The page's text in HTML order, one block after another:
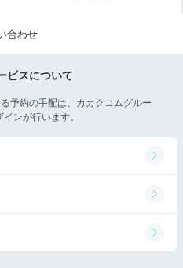
合わせ
ビスについて
予約の手配は、カカクコムグルー
ンが行います。